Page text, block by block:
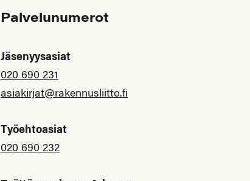
Palvelunumerot
Jäsenyysasiat
020 690 231
asiakirjat@rakennusliitto.fi
Työehtoasiat
020 690 232